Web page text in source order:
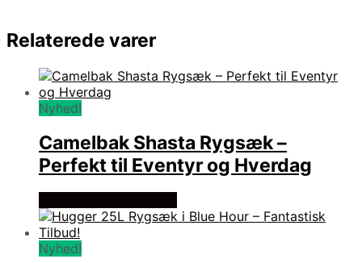
Relaterede varer
Nyhed!
Camelbak Shasta Rygsæk –
Perfekt til Eventyr og Hverdag
Nyhed!